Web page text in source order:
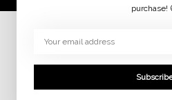
purchase!